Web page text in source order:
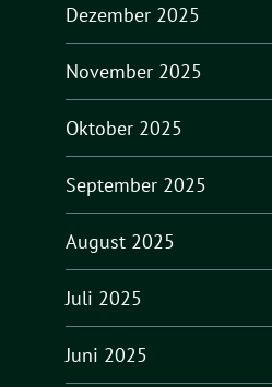
Dezember 2025
November 2025
Oktober 2025
September 2025
August 2025
Juli 2025
Juni 2025